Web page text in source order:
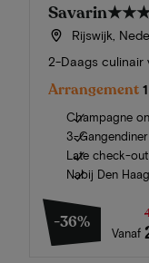
Savarin
Rijswijk,
2-Daags culinair
Arrangement
Champagne
3-
Late check-out
Nabij Den Haag
-36%
Vanaf